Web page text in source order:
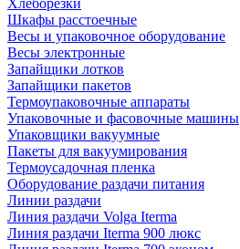
Хлеборезки
Шкафы расстоечные
Весы и упаковочное оборудование
Весы электронные
Запайщики лотков
Запайщики пакетов
Термоупаковочные аппараты
Упаковочные и фасовочные машины
Упаковщики вакуумные
Пакеты для вакуумирования
Термоусадочная пленка
Оборудование раздачи питания
Линии раздачи
Линия раздачи Volga Iterma
Линия раздачи Iterma 900 люкс